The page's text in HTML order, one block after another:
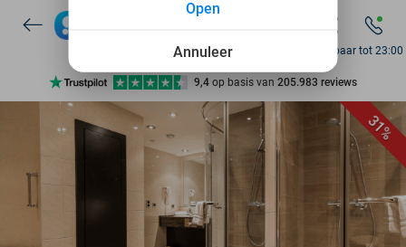
Ontdek 15.000+ deals
7 dagen per week beschikbaar
10+ miljoen leden
9,4 op basis van 205.983 reviews
Ontdek 15.000+ deals
Bereikbaar tot 23:00
31%
Annuleer
Open